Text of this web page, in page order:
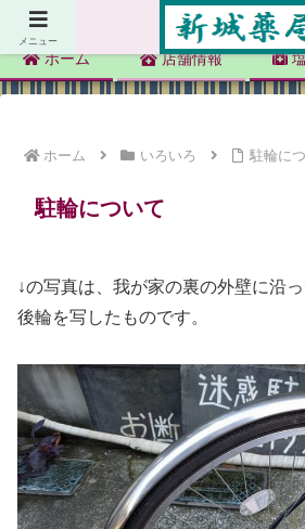
新城薬局
ホーム 店舗情報
ホーム いろいろ 駐輪に
駐輪について
↓の写真は、我が家の裏の外壁に沿
後輪を写したものです。
メニュー